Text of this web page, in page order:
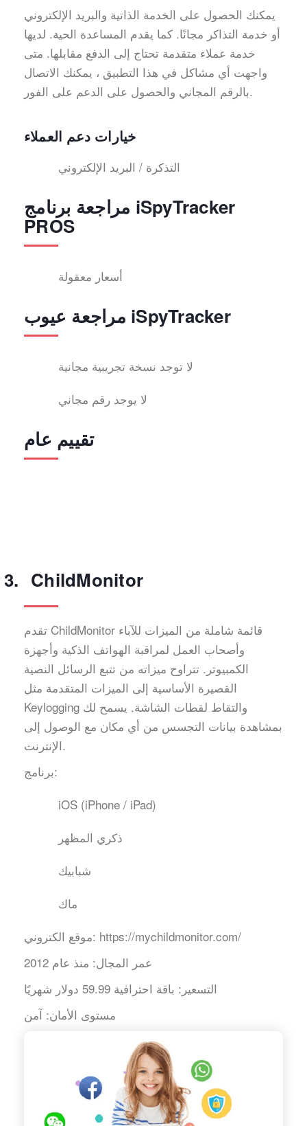
يمكنك الحصول على الخدمة الذاتية والبريد الإلكتروني
أو خدمة التذاكر مجانًا. كما يقدم المساعدة الحية. لديها
خدمة عملاء متقدمة تحتاج إلى الدفع مقابلها. متى
واجهت أي مشاكل في هذا التطبيق ، يمكنك الاتصال
بالرقم المجاني والحصول على الدعم على الفور.
خيارات دعم العملاء
التذكرة / البريد الإلكتروني
مراجعة برنامج iSpyTracker
PROS
أسعار معقولة
مراجعة عيوب iSpyTracker
لا توجد نسخة تجريبية مجانية
لا يوجد رقم مجاني
تقييم عام
ChildMonitor
تقدم ChildMonitor قائمة شاملة من الميزات للآباء
وأصحاب العمل لمراقبة الهواتف الذكية وأجهزة
الكمبيوتر. تتراوح ميزاته من تتبع الرسائل النصية
القصيرة الأساسية إلى الميزات المتقدمة مثل
Keylogging والتقاط لقطات الشاشة. يسمح لك
بمشاهدة بيانات التجسس من أي مكان مع الوصول إلى
الإنترنت.
برنامج:
iOS (iPhone / iPad)
ذكري المظهر
شبابيك
ماك
موقع الكتروني: https://mychildmonitor.com/
عمر المجال: منذ عام 2012
التسعير: باقة احترافية 59.99 دولار شهريًا
مستوى الأمان: آمن